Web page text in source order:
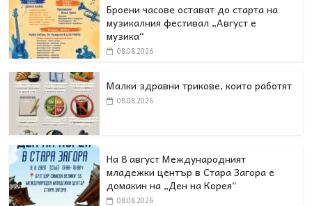
Броени часове остават до старта на
музикалния фестивал „Август е
музика“
08.08.2026
Малки здравни трикове, които работят
08.08.2026
На 8 август Международният
младежки център в Стара Загора е
домакин на „Ден на Корея“
08.08.2026